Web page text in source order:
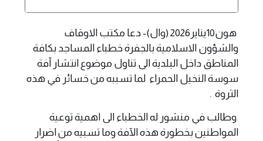
هون10يناير2026 (وال)- دعا مكتب الاوقاف
والشؤون الاسلامية بالجفرة خطباء المساجد بكافة
المناطق داخل البلدية الى تناول موضوع انتشار آفة
سوسة النخيل الحمراء لما تسببه من خسائر في هذه
الثروة .
وطالب في منشور له الخطباء الى اهمية توعية
المواطنين بخطورة هذه الآفة وما تسبيه من اضرار